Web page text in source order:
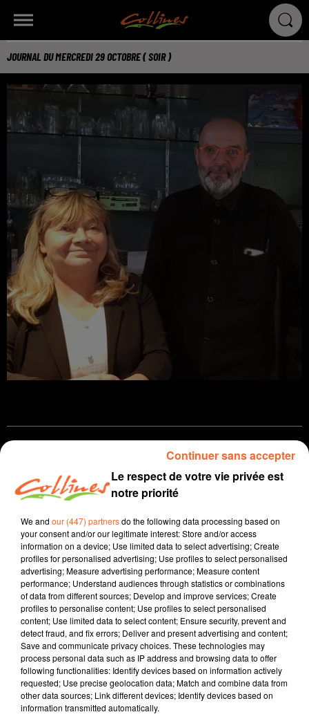
JOURNAL DU MERCREDI 29 OCTOBRE ( SOIR )
29 octobre 2025 - 15 min 47 sec
Patrice Bémanangy
L'info près de chez vous
Dermatose Nodulaire Contagieuse : les Deux-Sèvres
sont pour l’heure indemnes, mais pour combien de
temps encore ? s'interroge la Confédération Paysanne
qui pointe du doigt la gestion par l'état de cette DNC.
Pour raison de santé, un an et demi après avoir pris la
gérance du muti-services de Menomblet à la frontière
deux-sévrienne, le couple est contraint d'abandonner
l'affaire. La municipalité lance un appel ( photo
gérante et maire ).
Le respect de votre vie privée est
notre priorité
We and our (447) partnersdo the following data processing based on
your consent and/or our legitimate interest: Store and/or access
information on a device; Use limited data to select advertising; Create
profiles for personalised advertising; Use profiles to select personalised
advertising; Measure advertising performance; Measure content
performance; Understand audiences through statistics or combinations
of data from different sources; Develop and improve services; Create
profiles to personalise content; Use profiles to select personalised
content; Use limited data to select content; Ensure security, prevent and
detect fraud, and fix errors; Deliver and present advertising and content;
Save and communicate privacy choices. These technologies may
process personal data such as IP address and browsing data to offer
following functionalities: Identify devices based on information actively
requested; Use precise geolocation data; Match and combine data from
other data sources; Link different devices; Identify devices based on
information transmitted automatically.
Continuer sans accepter